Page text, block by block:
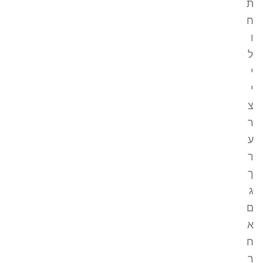
ת
ח
ו
ל
י
י
צ
ר
ע
ר
ך
ג
ם
א
ח
ר